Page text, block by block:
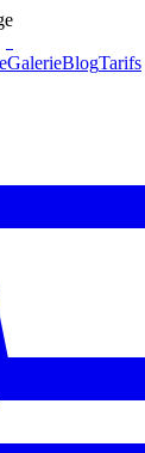
GalerieBlogTarifs